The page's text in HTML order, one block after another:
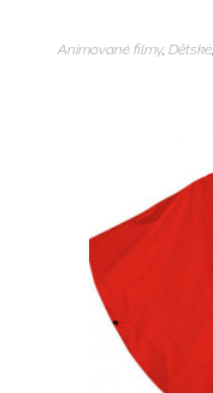
Animované filmy, Dětské,